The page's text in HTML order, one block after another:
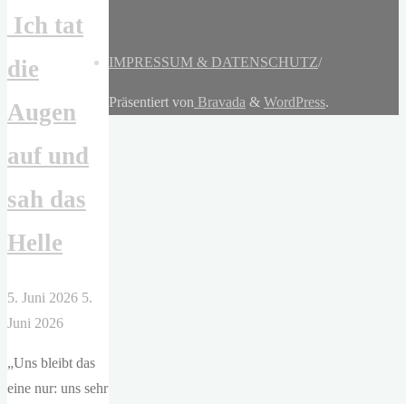
Ich tat
die
Augen
auf und
sah das
Helle
5. Juni 2026 5.
Juni 2026
„Uns bleibt das
eine nur: uns sehr
IMPRESSUM & DATENSCHUTZ/
Präsentiert von Bravada & WordPress.